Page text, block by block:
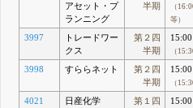
アセット・プ
ランニング
半期
（
等）
3997
トレードワー
クス
第２四
半期
15:00
（
3998 すららネット
第２四
半期
15:00
（
4021 日産化学
第１四
15:00